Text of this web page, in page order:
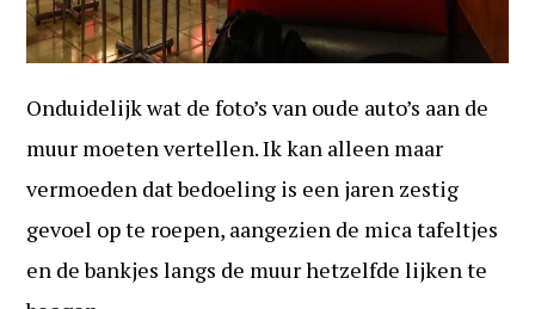
Onduidelijk wat de foto’s van oude auto’s aan de
muur moeten vertellen. Ik kan alleen maar
vermoeden dat bedoeling is een jaren zestig
gevoel op te roepen, aangezien de mica tafeltjes
en de bankjes langs de muur hetzelfde lijken te